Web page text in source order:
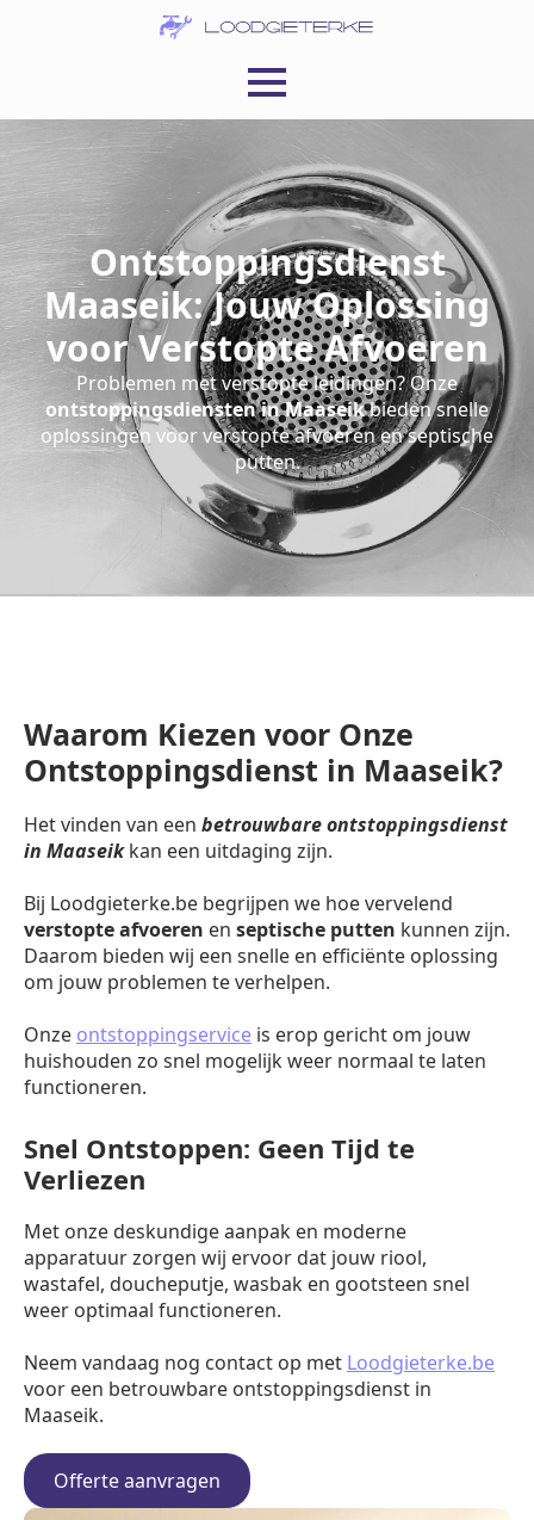
Ontstoppingsdienst
Maaseik: Jouw Oplossing
voor Verstopte Afvoeren
Problemen met verstopte leidingen? Onze
ontstoppingsdiensten in Maaseikbieden snelle
oplossingen voor verstopte afvoeren en septische
putten.
Waarom Kiezen voor Onze
Ontstoppingsdienst in Maaseik?
Het vinden van een betrouwbare ontstoppingsdienst
in Maaseikkan een uitdaging zijn.
Bij Loodgieterke.be begrijpen we hoe vervelend
verstopte afvoeren en septische putten kunnen zijn.
Daarom bieden wij een snelle en efficiënte oplossing
om jouw problemen te verhelpen.
Onze ontstoppingservice is erop gericht om jouw
huishouden zo snel mogelijk weer normaal te laten
functioneren.
Snel Ontstoppen: Geen Tijd te
Verliezen
Met onze deskundige aanpak en moderne
apparatuur zorgen wij ervoor dat jouw riool,
wastafel, doucheputje, wasbak en gootsteen snel
weer optimaal functioneren.
Neem vandaag nog contact op met Loodgieterke.be
voor een betrouwbare ontstoppingsdienst in
Maaseik.
Offerte aanvragen